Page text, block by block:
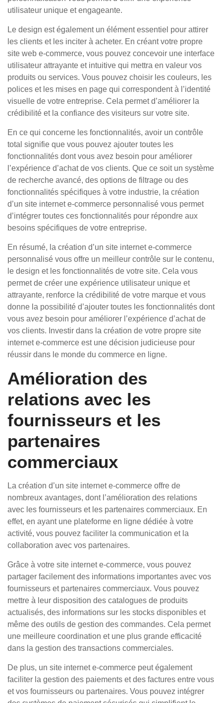
utilisateur unique et engageante.
Le design est également un élément essentiel pour attirer
les clients et les inciter à acheter. En créant votre propre
site web e-commerce, vous pouvez concevoir une interface
utilisateur attrayante et intuitive qui mettra en valeur vos
produits ou services. Vous pouvez choisir les couleurs, les
polices et les mises en page qui correspondent à l’identité
visuelle de votre entreprise. Cela permet d’améliorer la
crédibilité et la confiance des visiteurs sur votre site.
En ce qui concerne les fonctionnalités, avoir un contrôle
total signifie que vous pouvez ajouter toutes les
fonctionnalités dont vous avez besoin pour améliorer
l’expérience d’achat de vos clients. Que ce soit un système
de recherche avancé, des options de filtrage ou des
fonctionnalités spécifiques à votre industrie, la création
d’un site internet e-commerce personnalisé vous permet
d’intégrer toutes ces fonctionnalités pour répondre aux
besoins spécifiques de votre entreprise.
En résumé, la création d’un site internet e-commerce
personnalisé vous offre un meilleur contrôle sur le contenu,
le design et les fonctionnalités de votre site. Cela vous
permet de créer une expérience utilisateur unique et
attrayante, renforce la crédibilité de votre marque et vous
donne la possibilité d’ajouter toutes les fonctionnalités dont
vous avez besoin pour améliorer l’expérience d’achat de
vos clients. Investir dans la création de votre propre site
internet e-commerce est une décision judicieuse pour
réussir dans le monde du commerce en ligne.
Amélioration des
relations avec les
fournisseurs et les
partenaires
commerciaux
La création d’un site internet e-commerce offre de
nombreux avantages, dont l’amélioration des relations
avec les fournisseurs et les partenaires commerciaux. En
effet, en ayant une plateforme en ligne dédiée à votre
activité, vous pouvez faciliter la communication et la
collaboration avec vos partenaires.
Grâce à votre site internet e-commerce, vous pouvez
partager facilement des informations importantes avec vos
fournisseurs et partenaires commerciaux. Vous pouvez
mettre à leur disposition des catalogues de produits
actualisés, des informations sur les stocks disponibles et
même des outils de gestion des commandes. Cela permet
une meilleure coordination et une plus grande efficacité
dans la gestion des transactions commerciales.
De plus, un site internet e-commerce peut également
faciliter la gestion des paiements et des factures entre vous
et vos fournisseurs ou partenaires. Vous pouvez intégrer